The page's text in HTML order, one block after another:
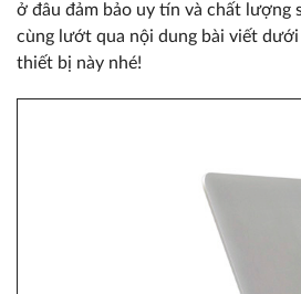
ở đâu đảm bảo uy tín và chất lượng
cùng lướt qua nội dung bài viết
thiết bị này nhé!